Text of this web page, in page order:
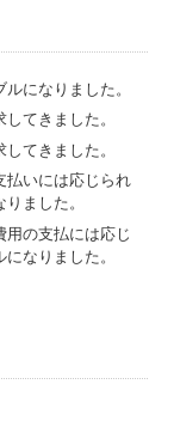
になりました。
てきました。
てきました。
払いには応じられ
ました。
用の支払には応じ
なりました。